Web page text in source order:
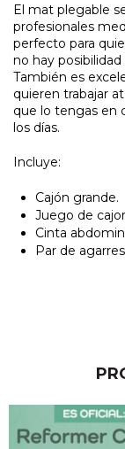
El mat plegable
profesionales
perfecto para
no hay
También es
quieren trabajar
que lo tengas en
los días.
Incluye:
Cajón grande.
Juego de
Cinta
Par de